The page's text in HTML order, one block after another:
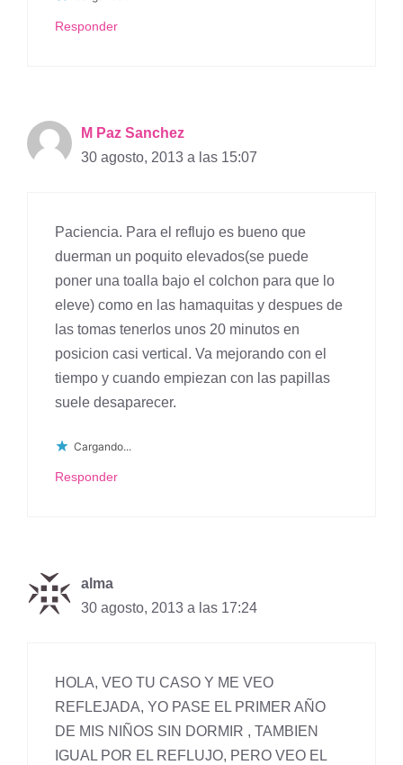
Responder
M Paz Sanchez
30 agosto, 2013 a las 15:07
Paciencia. Para el reflujo es bueno que
duerman un poquito elevados(se puede
poner una toalla bajo el colchon para que lo
eleve) como en las hamaquitas y despues de
las tomas tenerlos unos 20 minutos en
posicion casi vertical. Va mejorando con el
tiempo y cuando empiezan con las papillas
suele desaparecer.
Cargando...
Responder
alma
30 agosto, 2013 a las 17:24
HOLA, VEO TU CASO Y ME VEO
REFLEJADA, YO PASE EL PRIMER AÑO
DE MIS NIÑOS SIN DORMIR , TAMBIEN
IGUAL POR EL REFLUJO, PERO VEO EL